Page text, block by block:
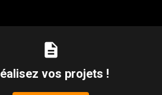
description
vos projets !